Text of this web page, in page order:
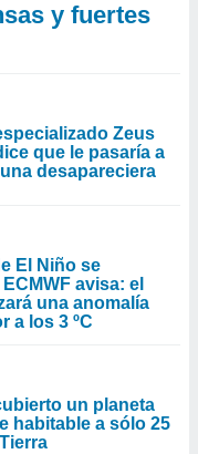
y fuertes
Zeus
que le pasaría a
desapareciera
El Niño se
avisa: el
una anomalía
a los 3 ºC
un planeta
habitable a sólo 25